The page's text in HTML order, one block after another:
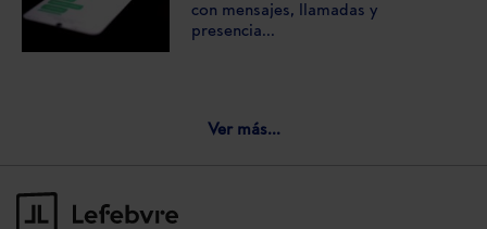
con mensajes, llamadas y
presencia...
Ver más...